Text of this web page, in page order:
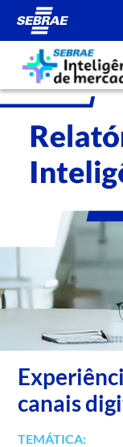
canais
TEMÁTICA: